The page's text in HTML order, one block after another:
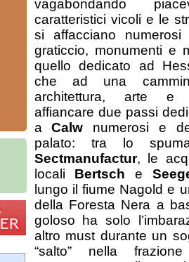
vagabondando
caratteristici vicoli e le
si affacciano
graticcio, monumenti e
quello dedicato ad
che ad una
architettura, arte e
affiancare due passi
aCalw numerosi e
palato: tra lo
Sectmanufactur, le
locali Bertsch e
lungo il fiume Nagold e
della Foresta Nera a
goloso ha solo
altro must durante un
“salto” nella